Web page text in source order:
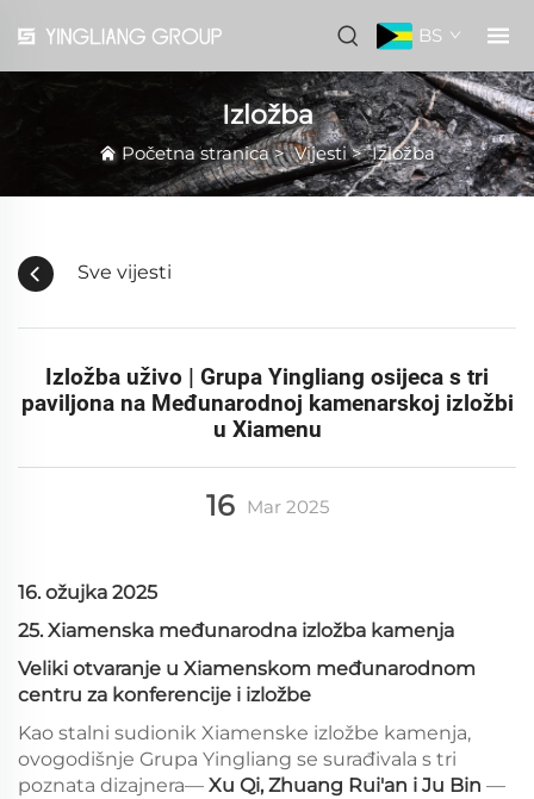
BS
Izložba
Početna stranica>Vijesti>Izložba
Sve vijesti
Izložba uživo | Grupa Yingliang osijeca s tri
paviljona na Međunarodnoj kamenarskoj izložbi
u Xiamenu
16 Mar 2025
16. ožujka 2025
25. Xiamenska međunarodna izložba kamenja
Veliki otvaranje u Xiamenskom međunarodnom
centru za konferencije i izložbe
Kao stalni sudionik Xiamenske izložbe kamenja,
ovogodišnje Grupa Yingliang se surađivala s tri
poznata dizajnera— Xu Qi, Zhuang Rui'an i Ju Bin —